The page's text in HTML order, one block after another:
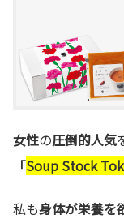
女性の圧倒的人気
「Soup Stock
私も身体が栄養を